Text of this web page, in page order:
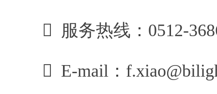
 服务热线：0512-
 E-mail：